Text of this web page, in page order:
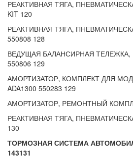
РЕАКТИВНАЯ ТЯГА,
KIT 120
РЕАКТИВНАЯ ТЯГА,
550808 128
ВЕДУЩАЯ БАЛАНСИРНАЯ
550806 129
АМОРТИЗАТОР, КОМПЛЕКТ ДЛЯ
ADA1300 550283 129
АМОРТИЗАТОР, РЕМОНТНЫЙ
РЕАКТИВНАЯ ТЯГА,
130
ТОРМОЗНАЯ СИСТЕМА
143131